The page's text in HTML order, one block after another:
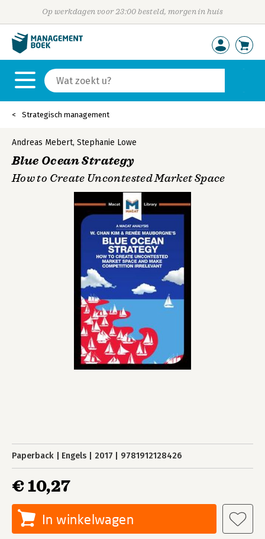
Op werkdagen voor 23:00 besteld, morgen in huis
Strategisch management
Andreas Mebert, Stephanie Lowe
Blue Ocean Strategy
How to Create Uncontested Market Space
Paperback Engels 2017 9781912128426
€ 10,27
In winkelwagen